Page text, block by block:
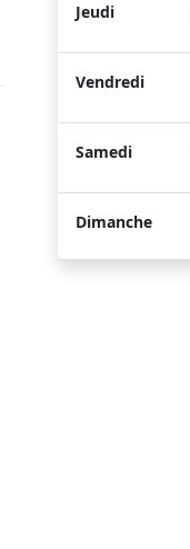
Jeudi
Vendredi
Samedi
Dimanche